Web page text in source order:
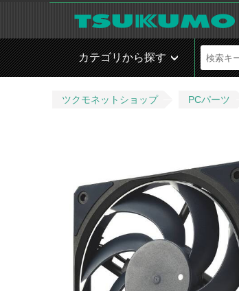
カテゴリから探す
ツクモネットショップ PCパーツ